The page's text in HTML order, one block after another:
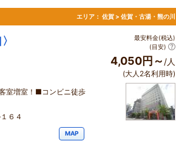
エリア： 佐賀 > 佐賀・古湯・熊の川
室増室！■コンビニ徒歩
６４
MAP
最安料金(税込)
(目安)
4,050円～ /人
(大人2名利用時)